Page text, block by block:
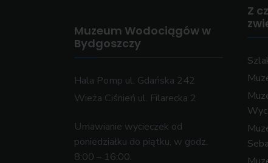
Muzeum Wodociągów w
Bydgoszczy
Hala Pomp ul. Gdańska 242
Wieża Ciśnień ul. Filarecka 2
Umawianie wycieczek od
poniedziałku do piątku, w godz.
8:00 – 16:00.
Z